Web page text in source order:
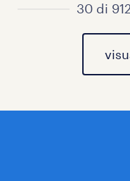
30 di